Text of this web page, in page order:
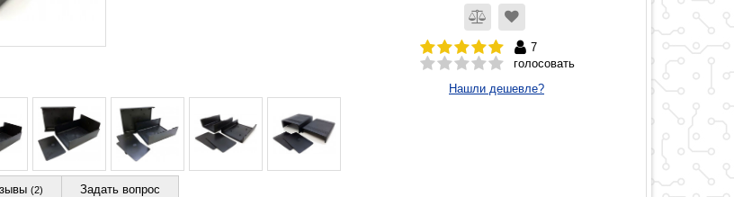
7
голосовать
Нашли дешевле?
(2) Задать вопрос